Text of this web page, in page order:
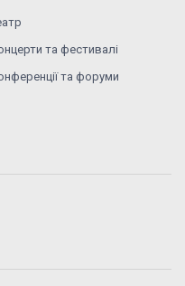
та фестивалі
та форуми